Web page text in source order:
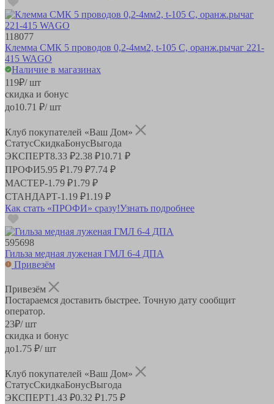
118077
Клемма СМК 5 проводов 0,2-4мм2, t-105 C, оранж.рычаг 221-
415 WAGO
Наличие в магазинах
119₽/ шт
скидка и бонус
до10.71 ₽/ шт
Клуб покупателей «Ваш Дом»
СтатусСкидкаБонусВыгода
ЭКСПЕРТ8.33 ₽2.38 ₽10.71 ₽
ПРОФИ5.95 ₽1.79 ₽7.74 ₽
МАСТЕР-1.79 ₽1.79 ₽
СТАНДАРТ-1.19 ₽1.19 ₽
Как стать «ПРОФИ» сразу!Узнать подробнее
595698
Гильза медная луженая ГМЛ 6-4 ДПА
Привезём
Привезём
Постараемся доставить быстрее. Точную дату сообщит
оператор.
23₽/ шт
скидка и бонус
до1.75 ₽/ шт
Клуб покупателей «Ваш Дом»
СтатусСкидкаБонусВыгода
ЭКСПЕРТ1.43 ₽0.32 ₽1.75 ₽